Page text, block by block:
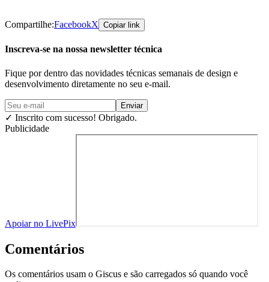
Compartilhe:FacebookX Copiar link
Inscreva-se na nossa newsletter técnica
Fique por dentro das novidades técnicas semanais de design e
desenvolvimento diretamente no seu e-mail.
Enviar
✓ Inscrito com sucesso! Obrigado.
Publicidade
Apoiar no LivePix
Comentários
Os comentários usam o Giscus e são carregados só quando você